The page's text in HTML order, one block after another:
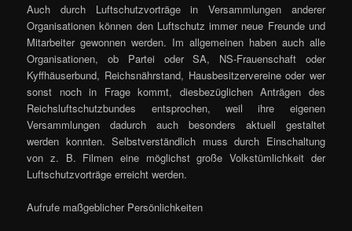
Auch durch Luftschutzvorträge in Versammlungen anderer
Organisationen können den Luftschutz immer neue Freunde und
Mitarbeiter gewonnen werden. Im allgemeinen haben auch alle
Organisationen, ob Partei oder SA, NS-Frauenschaft oder
Kyffhäuserbund, Reichsnährstand, Hausbesitzervereine oder wer
sonst noch in Frage kommt, diesbezüglichen Anträgen des
Reichsluftschutzbundes entsprochen, weil ihre eigenen
Versammlungen dadurch auch besonders aktuell gestaltet
werden konnten. Selbstverständlich muss durch Einschaltung
von z. B. Filmen eine möglichst große Volkstümlichkeit der
Luftschutzvorträge erreicht werden.
Aufrufe maßgeblicher Persönlichkeiten